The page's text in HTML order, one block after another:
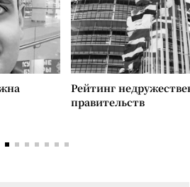
Рейтинг
правительств